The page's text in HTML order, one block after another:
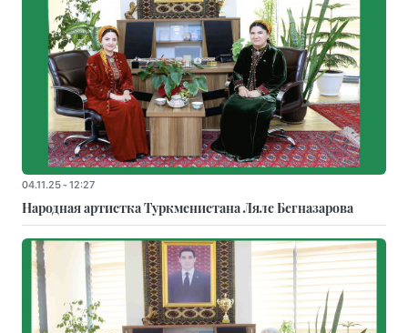
04.11.25 - 12:27
Народная артистка Туркменистана Ляле Бегназарова